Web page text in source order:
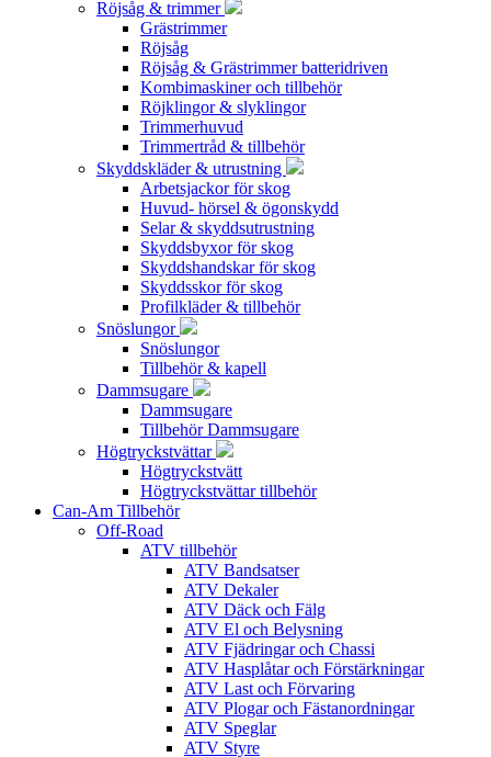
Röjsåg & trimmer
Grästrimmer
Röjsåg
Röjsåg & Grästrimmer batteridriven
Kombimaskiner och tillbehör
Röjklingor & slyklingor
Trimmerhuvud
Trimmertråd & tillbehör
Skyddskläder & utrustning
Arbetsjackor för skog
Huvud- hörsel & ögonskydd
Selar & skyddsutrustning
Skyddsbyxor för skog
Skyddshandskar för skog
Skyddsskor för skog
Profilkläder & tillbehör
Snöslungor
Snöslungor
Tillbehör & kapell
Dammsugare
Dammsugare
Tillbehör Dammsugare
Högtryckstvättar
Högtryckstvätt
Högtryckstvättar tillbehör
Can-Am Tillbehör
Off-Road
ATV tillbehör
ATV Bandsatser
ATV Dekaler
ATV Däck och Fälg
ATV El och Belysning
ATV Fjädringar och Chassi
ATV Hasplåtar och Förstärkningar
ATV Last och Förvaring
ATV Plogar och Fästanordningar
ATV Speglar
ATV Styre